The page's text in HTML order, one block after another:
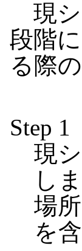
現シ
段階
る際
Step
現
し
場
を